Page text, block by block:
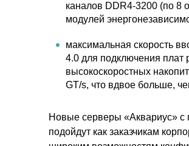
каналов DDR4-3200 (по 8
модулей
максимальная скорость
4.0 для подключения плат
высокоскоростных
GT/s, что вдвое больше,
Новые серверы «Аквариус» с
подойдут как заказчикам